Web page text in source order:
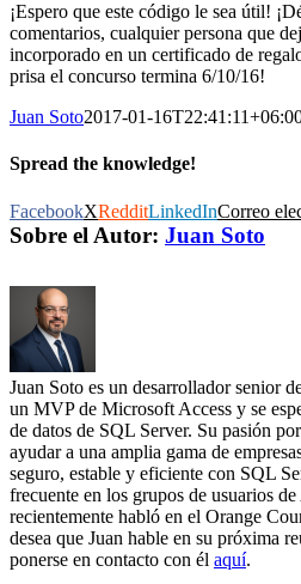
¡Espero que este código le sea útil!
comentarios, cualquier persona que
incorporado en un certificado de
prisa el concurso termina 6/10/16!
Juan Soto2017-01-
Spread the knowledge!
FacebookXRedditLinkedInCorreo
Sobre el Autor: Juan Soto
Juan Soto es un desarrollador senior
un MVP de Microsoft Access y se
de datos de SQL Server. Su pasión
ayudar a una amplia gama de
seguro, estable y eficiente con SQL
frecuente en los grupos de usuarios
recientemente habló en el Orange
desea que Juan hable en su próxima
ponerse en contacto con él aquí.